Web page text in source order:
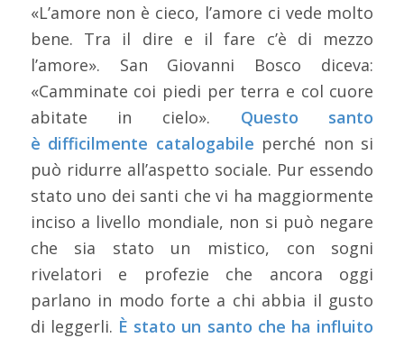
«L’amore non è cieco, l’amore ci vede molto
bene. Tra il dire e il fare c’è di mezzo
l’amore». San Giovanni Bosco diceva:
«Camminate coi piedi per terra e col cuore
abitate in cielo». Questo santo
è difficilmente catalogabile perché non si
può ridurre all’aspetto sociale. Pur essendo
stato uno dei santi che vi ha maggiormente
inciso a livello mondiale, non si può negare
che sia stato un mistico, con sogni
rivelatori e profezie che ancora oggi
parlano in modo forte a chi abbia il gusto
di leggerli. È stato un santo che ha influito